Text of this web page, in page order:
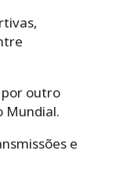
por outro
Mundial.
e